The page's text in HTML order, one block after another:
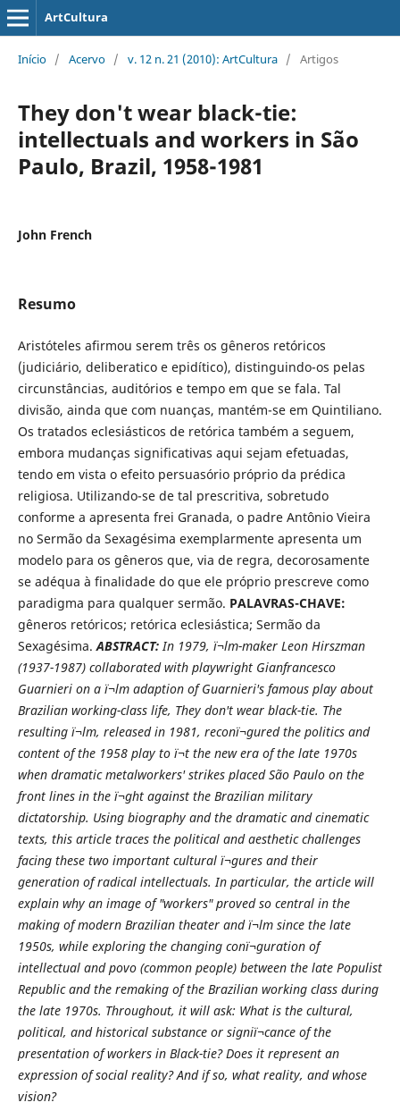
ArtCultura
Início / Acervo / v. 12 n. 21 (2010): ArtCultura / Artigos
They don't wear black-tie:
intellectuals and workers in São
Paulo, Brazil, 1958-1981
John French
Resumo
Aristóteles afirmou serem três os gêneros retóricos
(judiciário, deliberatico e epidítico), distinguindo-os pelas
circunstâncias, auditórios e tempo em que se fala. Tal
divisão, ainda que com nuanças, mantém-se em Quintiliano.
Os tratados eclesiásticos de retórica também a seguem,
embora mudanças significativas aqui sejam efetuadas,
tendo em vista o efeito persuasório próprio da prédica
religiosa. Utilizando-se de tal prescritiva, sobretudo
conforme a apresenta frei Granada, o padre Antônio Vieira
no Sermão da Sexagésima exemplarmente apresenta um
modelo para os gêneros que, via de regra, decorosamente
se adéqua à finalidade do que ele próprio prescreve como
paradigma para qualquer sermão. PALAVRAS-CHAVE:
gêneros retóricos; retórica eclesiástica; Sermão da
Sexagésima.ABSTRACT:In 1979, ï¬lm-maker Leon Hirszman
(1937-1987) collaborated with playwright Gianfrancesco
Guarnieri on a ï¬lm adaption of Guarnieri's famous play about
Brazilian working-class life, They don't wear black-tie. The
resulting ï¬lm, released in 1981, reconï¬gured the politics and
content of the 1958 play to ï¬t the new era of the late 1970s
when dramatic metalworkers' strikes placed São Paulo on the
front lines in the ï¬ght against the Brazilian military
dictatorship. Using biography and the dramatic and cinematic
texts, this article traces the political and aesthetic challenges
facing these two important cultural ï¬gures and their
generation of radical intellectuals. In particular, the article will
explain why an image of "workers" proved so central in the
making of modern Brazilian theater and ï¬lm since the late
1950s, while exploring the changing conï¬guration of
intellectual and povo (common people) between the late Populist
Republic and the remaking of the Brazilian working class during
the late 1970s. Throughout, it will ask: What is the cultural,
political, and historical substance or signiï¬cance of the
presentation of workers in Black-tie? Does it represent an
expression of social reality? And if so, what reality, and whose
vision?